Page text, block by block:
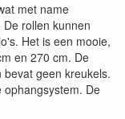
met name
rollen kunnen
Het is een mooie,
en 270 cm. De
bevat geen kreukels.
ophangsystem. De